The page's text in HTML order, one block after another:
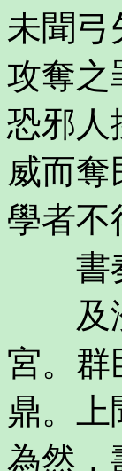
未聞弓
攻奪之
恐邪人
威而
學者不
書奏
及汾
宮。群
鼎。上
為然，